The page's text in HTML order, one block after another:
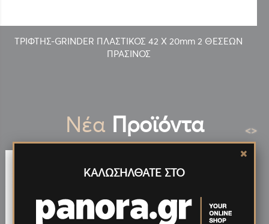
ΤΡΙΦΤΗΣ-GRINDER ΠΛΑΣΤΙΚΟΣ 42 Χ 20mm 2 ΘΕΣΕΩΝ
ΠΡΑΣΙΝΟΣ
Νέα Προϊόντα <>
ΚΑΛΩΣΗΛΘΑΤΕ ΣΤΟ